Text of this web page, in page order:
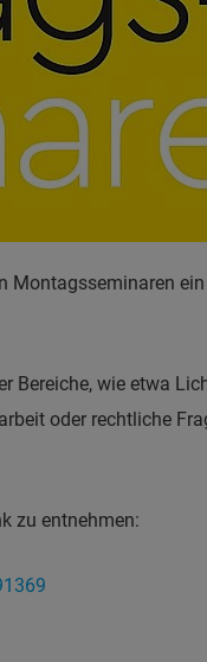
Bereiche, wie etwa
oder rechtliche
zu entnehmen: